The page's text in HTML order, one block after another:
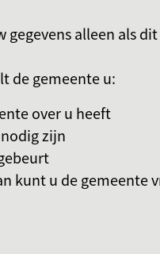
gegevens alleen als
de gemeente u:
over u heeft
zijn
kunt u de gemeente